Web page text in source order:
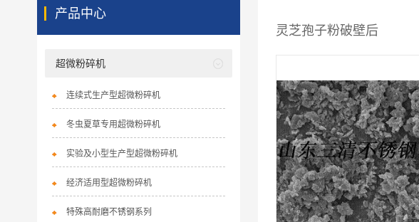
灵芝孢子粉破壁后
产品中心
超微粉碎机
连续式生产型超微粉碎机
冬虫夏草专用超微粉碎机
实验及小型生产型超微粉碎机
经济适用型超微粉碎机
特殊高耐磨不锈钢系列